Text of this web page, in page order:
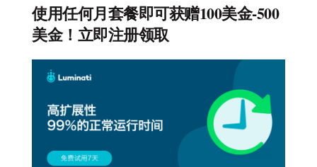
使用任何月套餐即可获赠100美金-500
美金！立即注册领取